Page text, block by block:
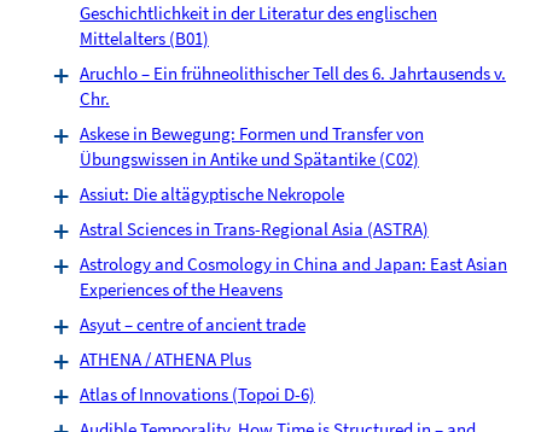
Geschichtlichkeit in der Literatur des englischen
Mittelalters (B01)
Aruchlo – Ein frühneolithischer Tell des 6. Jahrtausends v.
Chr.
Askese in Bewegung: Formen und Transfer von
Übungswissen in Antike und Spätantike (C02)
Assiut: Die altägyptische Nekropole
Astral Sciences in Trans-Regional Asia (ASTRA)
Astrology and Cosmology in China and Japan: East Asian
Experiences of the Heavens
Asyut – centre of ancient trade
ATHENA / ATHENA Plus
Atlas of Innovations (Topoi D-6)